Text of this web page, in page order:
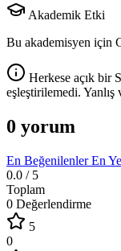
Akademik Etki
Bu akademisyen için
Herkese açık bir
eşleştirilemedi. Yanlış
0 yorum
En BeğenilenlerEn
0.0 / 5
Toplam
0 Değerlendirme
5
0